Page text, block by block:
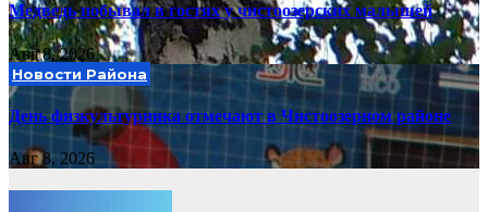
Медведь побывал в гостях у чистоозерских малышей
Авг 8, 2026
Новости Района
День физкультурника отмечают в Чистоозерном районе
Авг 8, 2026